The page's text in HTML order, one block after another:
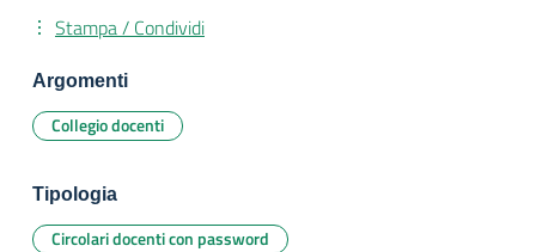
Stampa / Condividi
Argomenti
Collegio docenti
Tipologia
Circolari docenti con password